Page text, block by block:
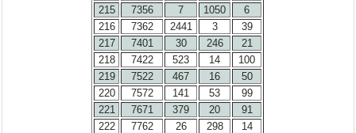
215
7356 7 1050
6
216
7362 2441 3
39
217
7401 30 246
21
218
7422 523 14
100
219
7522 467 16
50
220
7572 141 53
99
221
7671 379 20
91
222
7762 26 298
14